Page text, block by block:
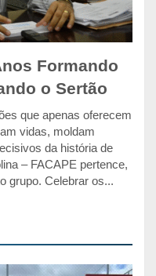
Formando
o Sertão
que apenas oferecem
vidas, moldam
da história de
– FACAPE pertence,
grupo. Celebrar os...